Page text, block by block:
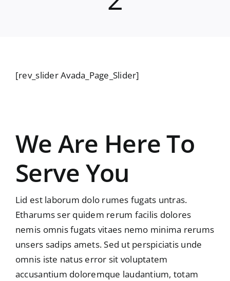
[rev_slider Avada_Page_Slider]
We Are Here To
Serve You
Lid est laborum dolo rumes fugats untras.
Etharums ser quidem rerum facilis dolores
nemis omnis fugats vitaes nemo minima rerums
unsers sadips amets. Sed ut perspiciatis unde
omnis iste natus error sit voluptatem
accusantium doloremque laudantium, totam